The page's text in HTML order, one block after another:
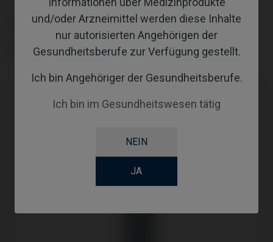
und/oder Arzneimittel werden diese Inhalte
nur autorisierten Angehörigen der
Gesundheitsberufe zur Verfügung gestellt.
Ich bin Angehöriger der Gesundheitsberufe.
Ich bin im Gesundheitswesen tätig
NEIN
JA
SCREWSOCKET
SCREWSEATING